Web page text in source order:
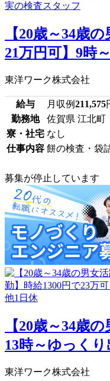
【20歳～34歳
21万円可】9時
東洋ワーク株式会社
給与 月収例211,575
勤務地
佐賀県 江北町
寮・社宅 なし
仕事内容 餅の検査・袋
募集が停止しています
【20歳～34歳
13時～ゆっくり
東洋ワーク株式会社